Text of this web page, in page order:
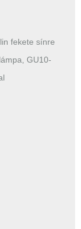
fekete sínre
GU10-